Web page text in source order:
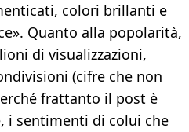
colori brillanti e
Quanto alla popolarità,
di visualizzazioni,
(cifre che non
frattanto il post è
i sentimenti di colui che